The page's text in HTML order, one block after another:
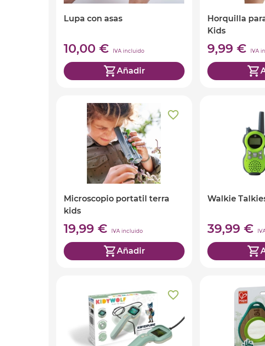
Lupa con asas
10,00 € IVA incluido
Añadir
Horquilla
Kids
9,99 € IVA
Microscopio portatil terra
kids
19,99 € IVA incluido
Añadir
Walkie
39,99 €